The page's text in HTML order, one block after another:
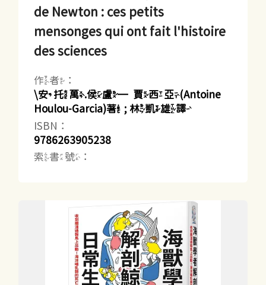
de Newton : ces petits
mensonges qui ont fait l'histoire
des sciences
作者：
\安托萬.侯盧─賈西亞(Antoine
Houlou-Garcia)著 ; 林凱雄譯
ISBN：
9786263905238
索書號：